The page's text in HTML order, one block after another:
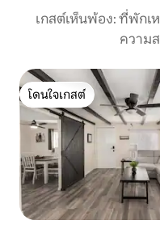
เกสต์เห็นพ้อง: ที่พักเ
ความ
โดนใจเกสต์
โดนใจเกสต์